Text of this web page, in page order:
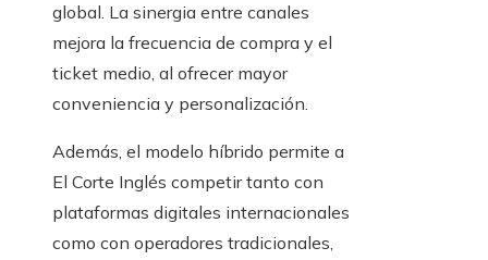
global. La sinergia entre canales
mejora la frecuencia de compra y el
ticket medio, al ofrecer mayor
conveniencia y personalización.
Además, el modelo híbrido permite a
El Corte Inglés competir tanto con
plataformas digitales internacionales
como con operadores tradicionales,